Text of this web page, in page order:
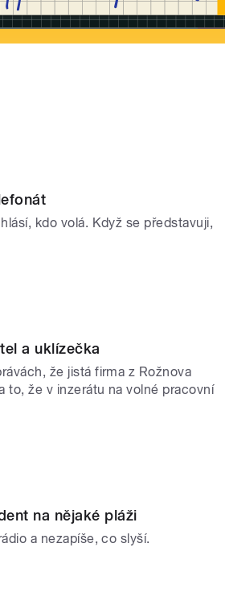
kdo volá. Když se představuji,
a uklízečka
že jistá firma z Rožnova
to, že v inzerátu na volné pracovní
na nějaké pláži
a nezapíše, co slyší.